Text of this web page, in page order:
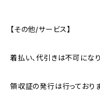
【その他/サービス】
着払い、代引きは不可になり
領収証の発行は行っており